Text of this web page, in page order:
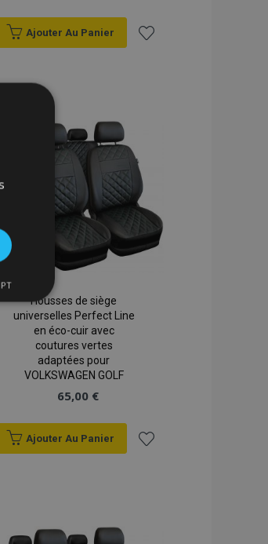
Ajouter Au Panier
d'achats
Housses de siège
universelles Perfect Line
en éco-cuir avec
coutures vertes
adaptées pour
VOLKSWAGEN GOLF
65,00 €
Ajouter Au Panier